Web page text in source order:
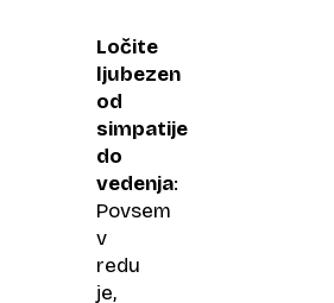
Ločite
ljubezen
od
simpatije
do
vedenja:
Povsem
v
redu
je,